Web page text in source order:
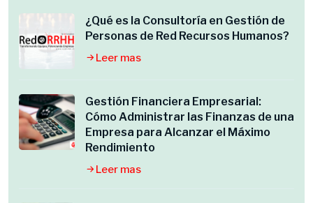
¿Qué es la Consultoría en Gestión de
Personas de Red Recursos Humanos?
Leer mas
Gestión Financiera Empresarial:
Cómo Administrar las Finanzas de una
Empresa para Alcanzar el Máximo
Rendimiento
Leer mas